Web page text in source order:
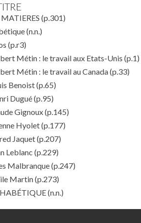
(p.301)
(n.n.)
(p.r3)
Métin : le travail aux Etats-Unis (p.1)
Métin : le travail au Canada(p.33)
Benoist(p.65)
Dugué(p.95)
Gignoux(p.145)
Hyolet(p.177)
Jaquet(p.207)
Leblanc (p.229)
Malbranque(p.247)
Martin(p.273)
(n.n.)